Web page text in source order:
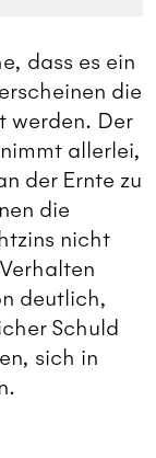
dass es ein
die
werden. Der
allerlei,
der Ernte zu
die
nicht
deutlich,
Schuld
sich in